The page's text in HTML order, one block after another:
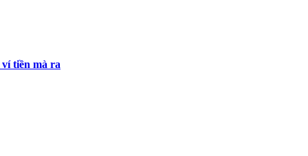
tiền mà ra